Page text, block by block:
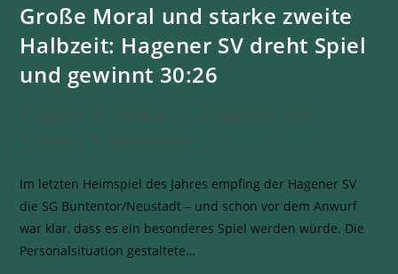
Große Moral und starke zweite
Halbzeit: Hagener SV dreht Spiel
und gewinnt 30:26
Hagener SV - Handball
15. Dezember 2025
Herren
0 Kommentare
Im letzten Heimspiel des Jahres empfing der Hagener SV
die SG Buntentor/Neustadt – und schon vor dem Anwurf
war klar, dass es ein besonderes Spiel werden würde. Die
Personalsituation gestaltete…